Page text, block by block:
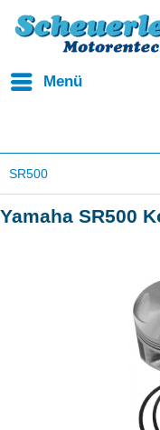
Menü
SR500
Yamaha SR500